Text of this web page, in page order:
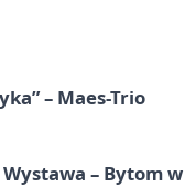
– Maes-Trio
– Bytom